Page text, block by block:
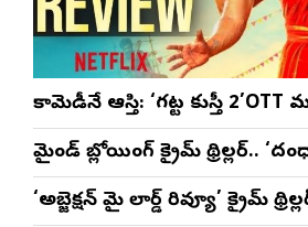
కామెడీనే ఆస్తి: ‘గట్ట కుస్తీ 2’OTT
మైండ్ బ్లోయింగ్ క్రైమ్ థ్రిల్లర్..
‘అబ్జెక్ష‌న్ మై లార్డ్ రివ్యూ’ క్రైమ్